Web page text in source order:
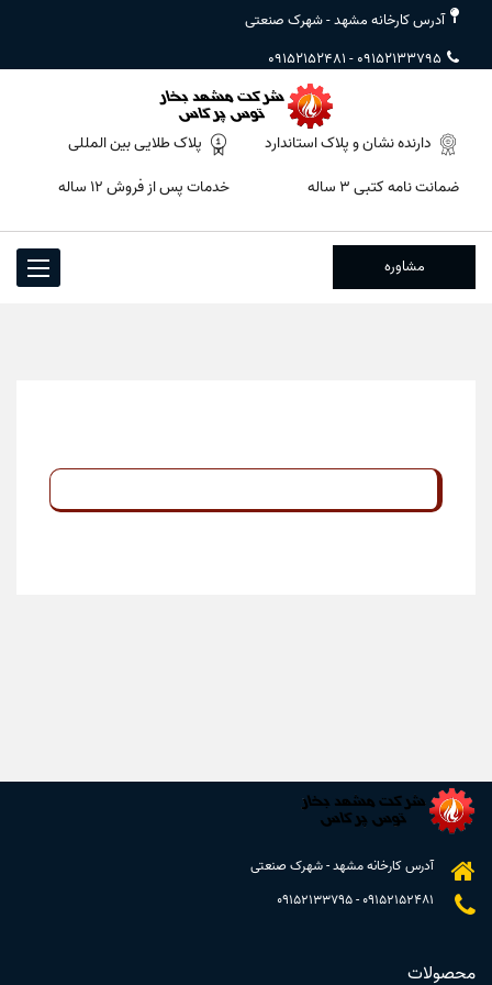
آدرس کارخانه مشهد - شهرک صنعتی
09152133795
-
09152152481
دارنده نشان و پلاک استاندارد
ضمانت نامه کتبی ۳ ساله
پلاک طلایی بین المللی
خدمات پس از فروش ۱۲ ساله
Toggle
مشاوره
آدرس کارخانه مشهد - شهرک صنعتی
09152152481
-
09152133795
محصولات